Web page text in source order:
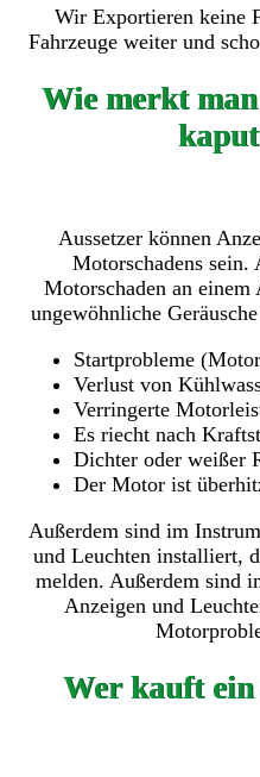
Wir Exportieren keine
Fahrzeuge weiter und
Wie merkt
Aussetzer können
Motorschadens sein.
Motorschaden an
ungewöhnliche
Startprobleme
Verlust von
Verringerte
Es riecht nach
Dichter oder weißer
Der Motor ist
Außerdem sind im
und Leuchten installiert,
melden. Außerdem sind
Anzeigen und
Wer kauft ein